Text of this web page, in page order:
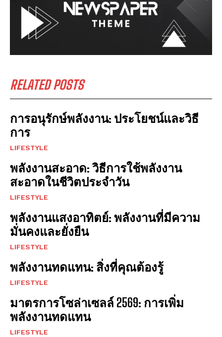
RELATED POSTS
การอนุรักษ์พลังงาน: ประโยชน์และวิธี
การ
LIFESTYLE
พลังงานสะอาด: วิธีการใช้พลังงาน
สะอาดในชีวิตประจำวัน
LIFESTYLE
พลังงานแสงอาทิตย์: พลังงานที่มีความ
มั่นคงและยั่งยืน
LIFESTYLE
พลังงานทดแทน: สิ่งที่คุณต้องรู้
LIFESTYLE
มาตรการโซล่าเซลล์ 2569: การเพิ่ม
พลังงานทดแทน
LIFESTYLE